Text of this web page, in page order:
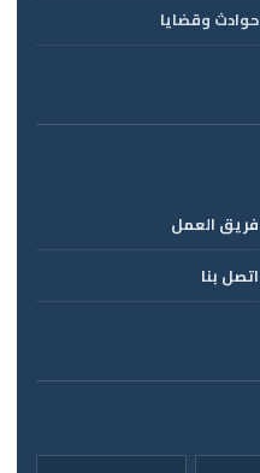
حوادث وقضايا
فريق العمل
اتصل بنا